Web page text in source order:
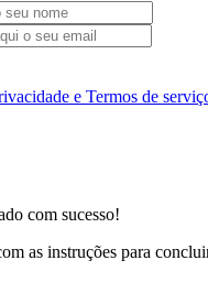
e Termos de
com sucesso!
as instruções para